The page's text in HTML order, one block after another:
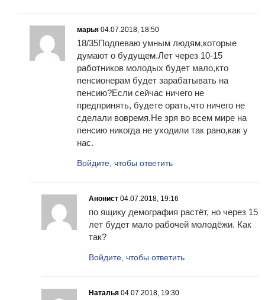
марья 04.07.2018, 18:50
18/35Подпеваю умным людям,которые
думают о будущем.Лет через 10-15
работников молодых будет мало,кто
пенсионерам будет зарабатывать на
пенсию?Если сейчас ничего не
предпринять, будете орать,что ничего не
сделали вовремя.Не зря во всем мире на
пенсию никогда не уходили так рано,как у
нас.
Войдите, чтобы ответить
Анонист 04.07.2018, 19:16
по ящику демография растёт, но через 15
лет будет мало рабочей молодёжи. Как
так?
Войдите, чтобы ответить
Наталья 04.07.2018, 19:30